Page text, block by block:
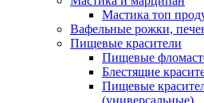
Мастика топ
Вафельные рожки,
Пищевые красители
Пищевые
Блестящие
Пищевые
(универсальные)